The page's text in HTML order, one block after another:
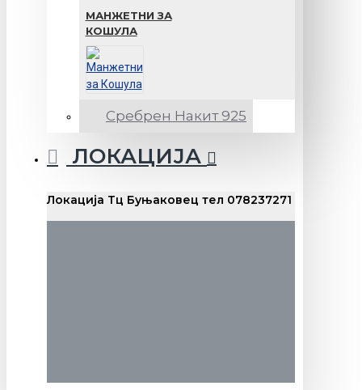
МАНЖЕТНИ ЗА
КОШУЛА
Сребрен Накит 925
ЛОКАЦИЈА
Локација Тц Буњаковец тел 078237271